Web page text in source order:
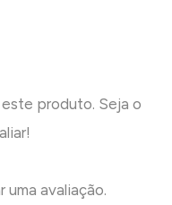
produto. Seja o
uma avaliação.